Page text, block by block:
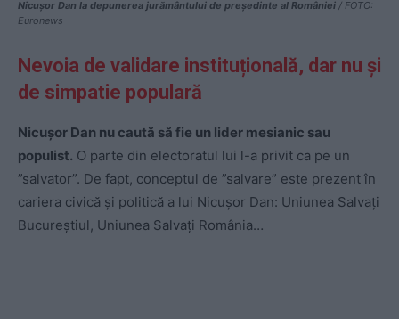
Nicușor Dan la depunerea jurământului de președinte al României / FOTO:
Euronews
Nevoia de validare instituțională, dar nu și
de simpatie populară
Nicușor Dan nu caută să fie un lider mesianic sau
populist. O parte din electoratul lui l-a privit ca pe un
”salvator”. De fapt, conceptul de ”salvare” este prezent în
cariera civică și politică a lui Nicușor Dan: Uniunea Salvați
Bucureștiul, Uniunea Salvați România…